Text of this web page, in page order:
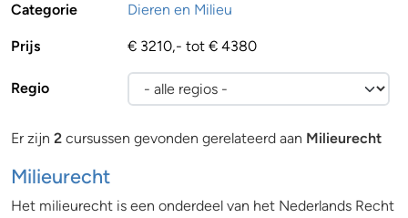
Categorie Dieren en Milieu
Prijs € 3210,- tot € 4380
Regio
Er zijn 2 cursussen gevonden gerelateerd aan Milieurecht
Milieurecht
Het milieurecht is een onderdeel van het Nederlands Recht